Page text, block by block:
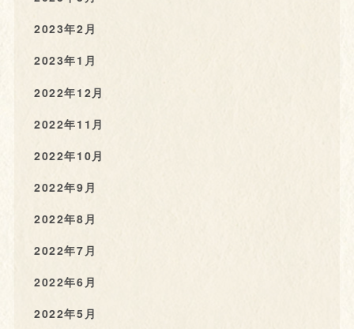
2023年2月
2023年1月
2022年12月
2022年11月
2022年10月
2022年9月
2022年8月
2022年7月
2022年6月
2022年5月